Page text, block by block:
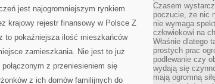
UBEZPIECZENIA
NIE
SZTUKA
jest najogromniejszym rynkiem
krajowy rejestr finansowy w Polsce Z
to pokaźniejsza ilość mieszkańców
zamieszkania. Nie jest to już
z przeniesieniem się
z ich domów familijnych do
Czasem
poczucie, że nic
nie wymaga
człowiekowi na
Właśnie dlatego
prostych prac
podlewanie czy
wydają się
mają ogromną